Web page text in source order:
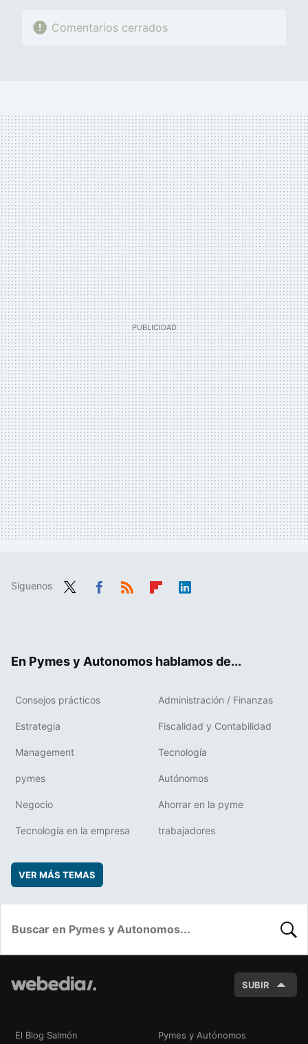
Comentarios cerrados
Síguenos
En Pymes y Autonomos hablamos de...
Consejos prácticos Administración / Finanzas
Estrategia Fiscalidad y Contabilidad
Management Tecnología
pymes Autónomos
Negocio Ahorrar en la pyme
Tecnología en la empresa trabajadores
VER MÁS TEMAS
SUBIR
El Blog Salmón Pymes y Autónomos